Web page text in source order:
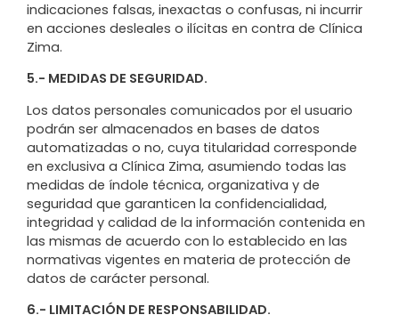
indicaciones falsas, inexactas o confusas, ni incurrir
en acciones desleales o ilícitas en contra de Clínica
Zima.
5.- MEDIDAS DE SEGURIDAD.
Los datos personales comunicados por el usuario
podrán ser almacenados en bases de datos
automatizadas o no, cuya titularidad corresponde
en exclusiva a Clínica Zima, asumiendo todas las
medidas de índole técnica, organizativa y de
seguridad que garanticen la confidencialidad,
integridad y calidad de la información contenida en
las mismas de acuerdo con lo establecido en las
normativas vigentes en materia de protección de
datos de carácter personal.
6.- LIMITACIÓN DE RESPONSABILIDAD.